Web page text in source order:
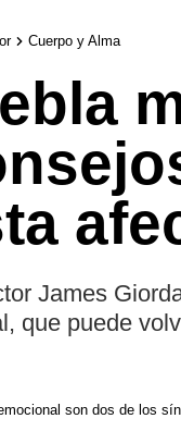
Cuerpo y Alma
James
que puede
son dos de los